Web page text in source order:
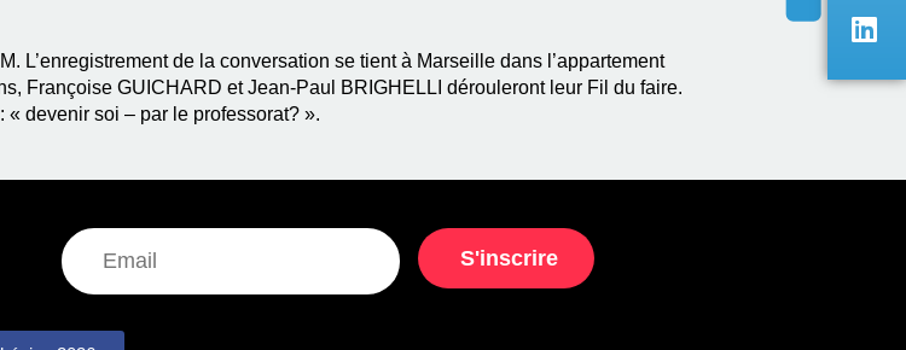
L’enregistrement de la conversation se tient à Marseille dans l’appartement
Françoise GUICHARD et Jean-Paul BRIGHELLI dérouleront leur Fil du faire.
devenir soi – par le professorat? ».
S'inscrire